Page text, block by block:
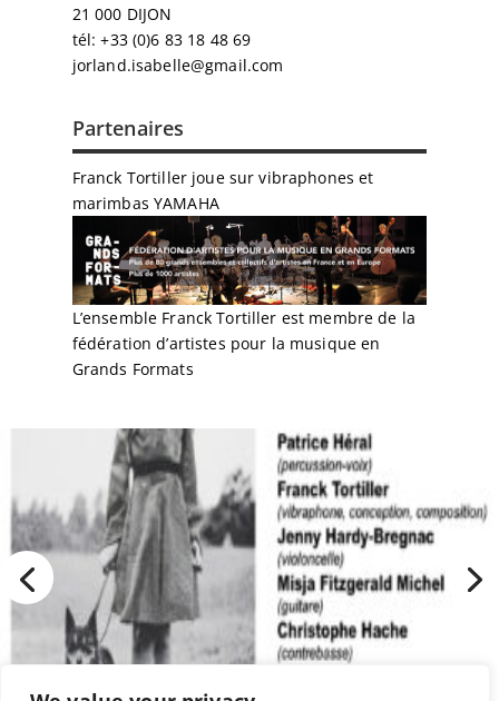
21 000 DIJON
tél: +33 (0)6 83 18 48 69
jorland.isabelle@gmail.com
Partenaires
Franck Tortiller joue sur vibraphones et
marimbasYAMAHA
L’ensemble Franck Tortiller est membre de la
fédération d’artistes pour la musique en
Grands Formats